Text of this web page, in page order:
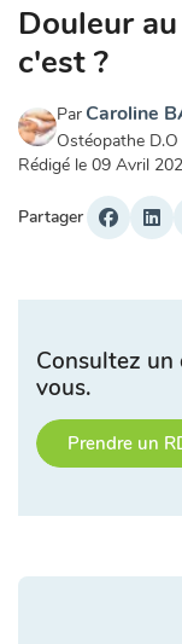
Douleur
c'est ?
Par Caroline
Ostéopathe D.O
Rédigé le 09 Avril
Partager
Consultez un
vous.
Prendre un